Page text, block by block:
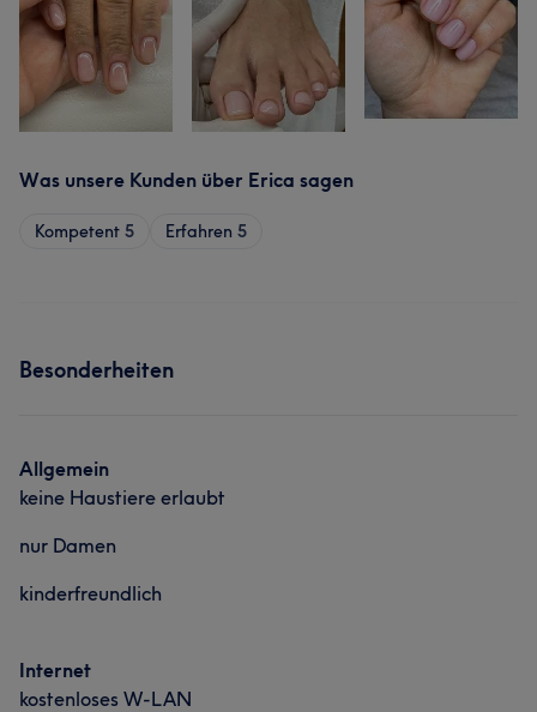
Was unsere Kunden über Erica sagen
Kompetent 5 Erfahren 5
Besonderheiten
Allgemein
keine Haustiere erlaubt
nur Damen
kinderfreundlich
Internet
kostenloses W-LAN